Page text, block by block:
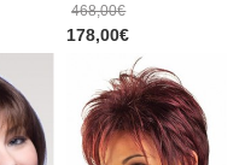
468,00€
178,00€